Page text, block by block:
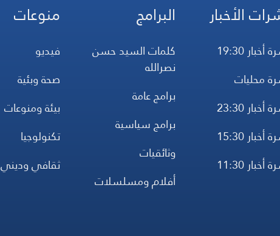
الأخبار
19:30
محليات
23:30
15:30
11:30
البرامج
كلمات السيد حسن
نصرالله
برامج عامة
برامج سياسية
وثائقيات
أفلام ومسلسلات
منوعات
فيديو
صحة وبئية
بيئة ومنوعات
تكنولوجيا
ثقافي وديني